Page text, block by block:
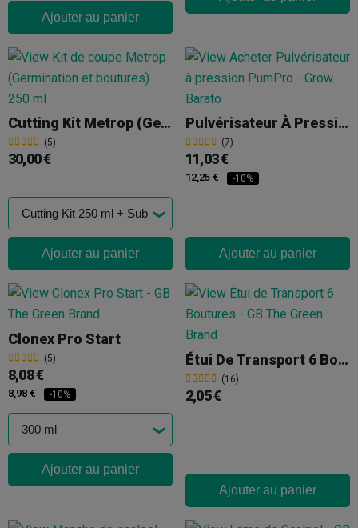
Ajouter au panier
Cutting Kit Metrop (germination Et Boutures)
(5)
30,00 €
Ajouter au panier
Pulvérisateur À Pression Préalable 2 L PUMPRO
(7)
11,03 €
12,25 € -10%
Ajouter au panier
Clonex Pro Start
(5)
8,08 €
8,98 € -10%
Ajouter au panier
Étui De Transport 6 Boutures
(16)
2,05 €
Ajouter au panier